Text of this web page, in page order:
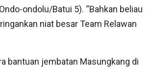
ondolu/Batui 5). “Bahkan beliau
niat besar Team Relawan
bantuan jembatan Masungkang di